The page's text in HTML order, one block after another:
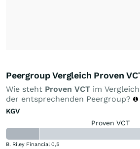
Peergroup Vergleich Proven
Wie steht Proven VCT im
der entsprechenden Peergroup?
KGV
Proven VCT
B. Riley Financial 0,5